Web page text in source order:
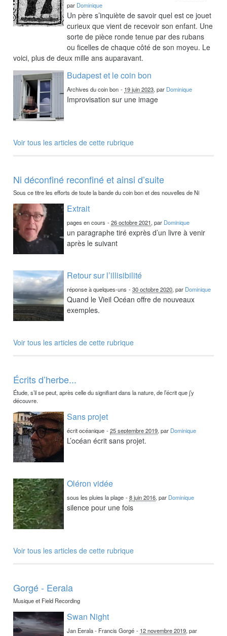
par Dominique
Un père s’inquiète de savoir quel est ce jouet
curieux que vient de recevoir son enfant. Une
sorte de pièce ronde tenue par des rubans
ou ficelles de chaque côté de son moyeu. Le
voici, plus de deux mille ans auparavant.
Budapest et le coin bon
Archives du coin bon - 19 juin 2023, par Dominique
Improvisation sur une image
Voir tous les articles de cette rubrique
Ni déconfiné reconfiné et ainsi d’suite
Sous ce titre les efforts de toute la bande du coin bon et des nouvelles de Ni
Extrait
pages en cours -26 octobre 2021, par Dominique
un paragraphe tiré exprès d’un livre à venir
après le suivant
Retour sur l’illisibilité
réponse à quelques-uns -30 octobre 2020, par Dominique
Quand le Vieil Océan offre de nouveaux
exemples.
Voir tous les articles de cette rubrique
Écrits d’herbe...
Étude, s’il se peut, après celle du signifiant dans la nature, de l’écrit que j’y
découvre.
Sans projet
écrit océanique -25 septembre 2019, par Dominique
L’océan écrit sans projet.
Oléron vidée
sous les pluies la plage -8 juin 2016, par Dominique
silence pour une fois
Voir tous les articles de cette rubrique
Gorgé - Eerala
Musique et Field Recording
Swan Night
Jan Eerala - Francis Gorgé - 12 novembre 2019, par